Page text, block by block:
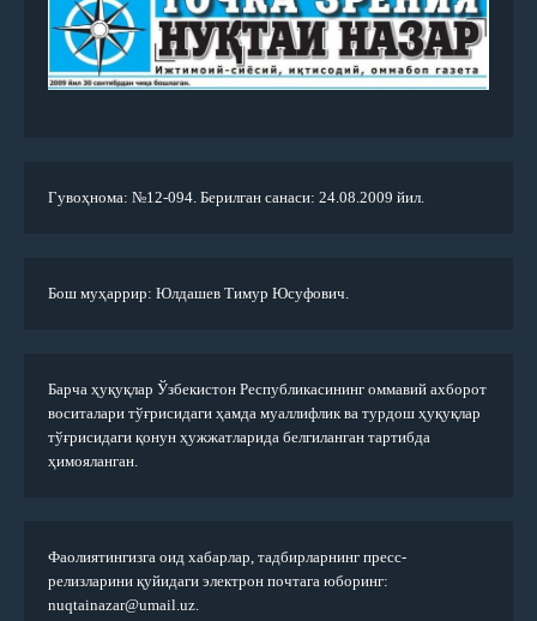
Гувоҳнома: №12-094. Берилган санаси: 24.08.2009 йил.
Бош муҳаррир: Юлдашев Тимур Юсуфович.
Барча ҳуқуқлар Ўзбекистон Республикасининг оммавий ахборот
воситалари тўғрисидаги ҳамда муаллифлик ва турдош ҳуқуқлар
тўғрисидаги қонун ҳужжатларида белгиланган тартибда
ҳимояланган.
Фаолиятингизга оид хабарлар, тадбирларнинг пресс-
релизларини қуйидаги электрон почтага юборинг:
nuqtainazar@umail.uz.